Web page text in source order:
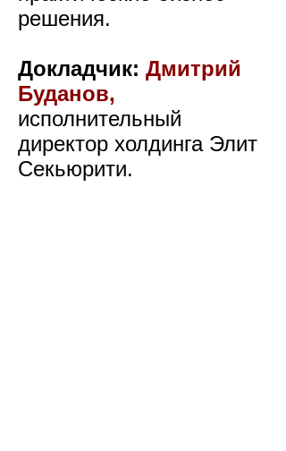
решения.
Докладчик: Дмитрий
Буданов,
исполнительный
директор холдинга Элит
Секьюрити.